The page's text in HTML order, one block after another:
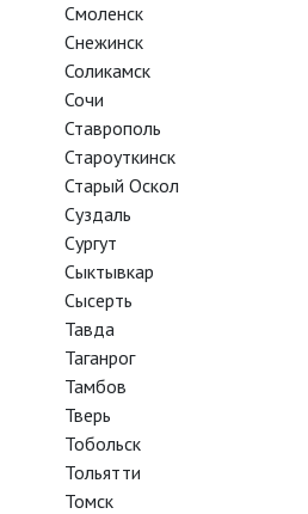
танца Иржи Килиана,
японской сказки о Лунной
и живёт на стыке
древних ритуалов и
между медитацией и мощным
похожа на холодный
переливом граней.
магнетизмом и
юноши вступают друг с другом
приблизиться к ней. Но она
или поздно, вернется домой.
Смоленск
Снежинск
Соликамск
Сочи
Ставрополь
Староуткинск
Старый Оскол
Суздаль
Сургут
Сыктывкар
Сысерть
Тавда
Таганрог
Тамбов
Тверь
Тобольск
Тольятти
Томск